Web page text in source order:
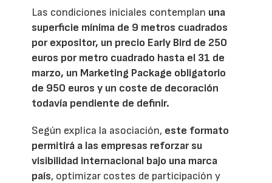
Las condiciones iniciales contemplan una
superficie mínima de 9 metros cuadrados
por expositor, un precio Early Bird de 250
euros por metro cuadrado hasta el 31 de
marzo, un Marketing Package obligatorio
de 950 euros y un coste de decoración
todavía pendiente de definir.
Según explica la asociación, este formato
permitirá a las empresas reforzar su
visibilidad internacional bajo una marca
país, optimizar costes de participación y